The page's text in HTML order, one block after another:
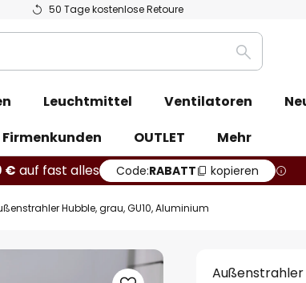
50 Tage kostenlose Retoure
Suche
Leuchtmittel Ventilatoren
Firmenkunden
OUTLET
Mehr
€ auf fast alles Code:RABATT kopieren
Hubble, grau, GU10, Aluminium
Außenstrahler